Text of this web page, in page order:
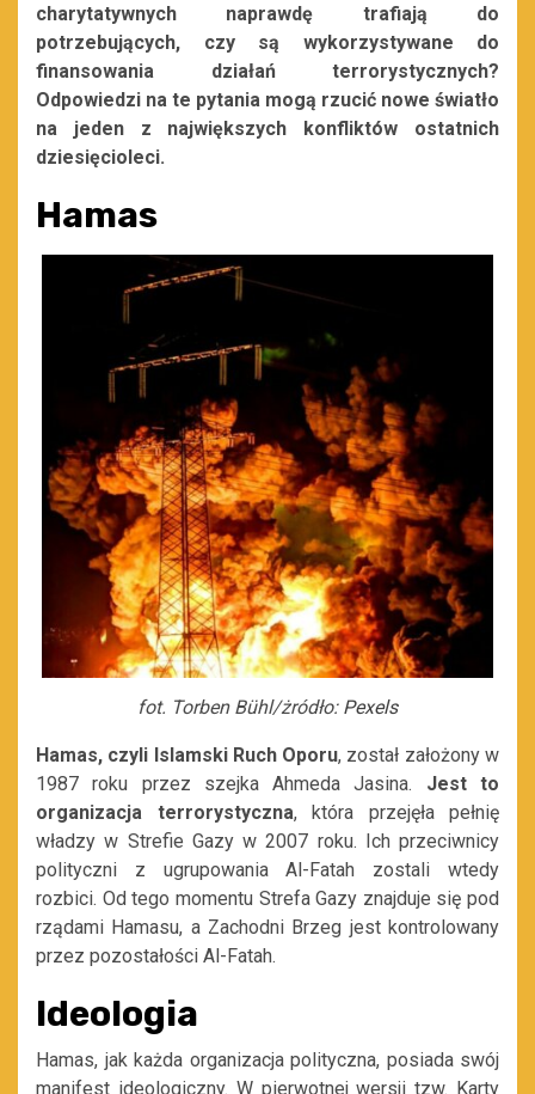
charytatywnych naprawdę trafiają do
potrzebujących, czy są wykorzystywane do
finansowania działań terrorystycznych?
Odpowiedzi na te pytania mogą rzucić nowe światło
na jeden z największych konfliktów ostatnich
dziesięcioleci.
Hamas
fot. Torben Bühl/żródło: Pexels
Hamas, czyli Islamski Ruch Oporu, został założony w
1987 roku przez szejka Ahmeda Jasina. Jest to
organizacja terrorystyczna, która przejęła pełnię
władzy w Strefie Gazy w 2007 roku. Ich przeciwnicy
polityczni z ugrupowania Al-Fatah zostali wtedy
rozbici. Od tego momentu Strefa Gazy znajduje się pod
rządami Hamasu, a Zachodni Brzeg jest kontrolowany
przez pozostałości Al-Fatah.
Ideologia
Hamas, jak każda organizacja polityczna, posiada swój
manifest ideologiczny. W pierwotnej wersji tzw. Karty